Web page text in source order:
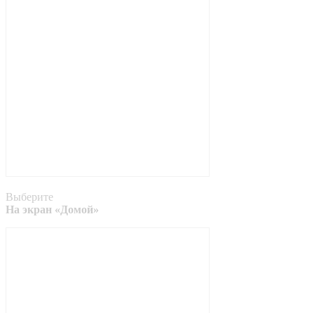
Выберите
На экран «Домой»